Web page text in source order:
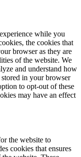
while you
the cookies that
browser as they are
of the website. We
and understand how
in your browser
to opt-out of these
may have an effect
the website to
cookies that ensures